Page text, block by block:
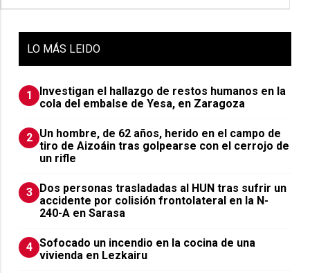
LO MÁS LEIDO
1
Investigan el hallazgo de restos humanos en la
cola del embalse de Yesa, en Zaragoza
2 Un hombre, de 62 años, herido en el campo de
tiro de Aizoáin tras golpearse con el cerrojo de
un rifle
3 ​Dos personas trasladadas al HUN tras sufrir un
accidente por colisión frontolateral en la N-
240-A en Sarasa
4 Sofocado un incendio en la cocina de una
vivienda en Lezkairu